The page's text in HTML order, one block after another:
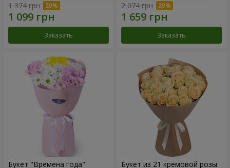
1 374 грн
Заказать
2 074 грн
Заказать
Букет "Времена года" Букет из 21 кремовой розы